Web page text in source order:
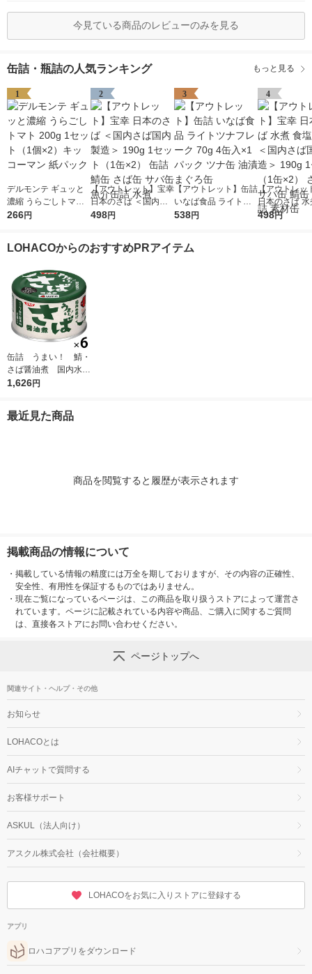
今見ている商品のレビューのみを見る
缶詰・瓶詰の人気ランキング もっと見る
1
デルモンテ ギュッと
濃縮 うらごしトマト
200g 1セット（1個×
266円
2
【アウトレット】宝幸
日本のさば ＜国内さ
ば国内製造＞ 190g 1
介缶詰 水煮
498円
3
【アウトレット】缶詰
いなば食品 ライトツ
ナフレーク 70g 4缶入
538円
4
【アウトレッ
日本のさば
不使用 ＜国内
498円
LOHACOからのおすすめPRアイテム
缶詰 うまい！ 鯖・
さば醤油煮 国内水揚
げ 150g 1セット
1,626円
最近見た商品
商品を閲覧すると履歴が表示されます
掲載商品の情報について
・ 掲載している情報の精度には万全を期しておりますが、その内容の正確性、
安全性、有用性を保証するものではありません。
・ 現在ご覧になっているページは、この商品を取り扱うストアによって運営さ
れています。ページに記載されている内容や商品、ご購入に関するご質問
は、直接各ストアにお問い合わせください。
ページトップへ
関連サイト・ヘルプ・その他
お知らせ
LOHACOとは
AIチャットで質問する
お客様サポート
ASKUL（法人向け）
アスクル株式会社（会社概要）
LOHACOをお気に入りストアに登録する
アプリ
ロハコアプリをダウンロード